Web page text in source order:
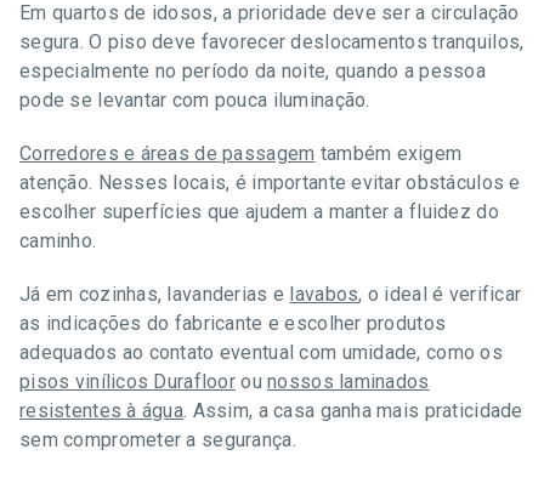
Em quartos de idosos, a prioridade deve ser a circulação
segura. O piso deve favorecer deslocamentos tranquilos,
especialmente no período da noite, quando a pessoa
pode se levantar com pouca iluminação.
Corredores e áreas de passagem também exigem
atenção. Nesses locais, é importante evitar obstáculos e
escolher superfícies que ajudem a manter a fluidez do
caminho.
Já em cozinhas, lavanderias e lavabos, o ideal é verificar
as indicações do fabricante e escolher produtos
adequados ao contato eventual com umidade, como os
pisos vinílicos Durafloor ounossos laminados
resistentes à água. Assim, a casa ganha mais praticidade
sem comprometer a segurança.